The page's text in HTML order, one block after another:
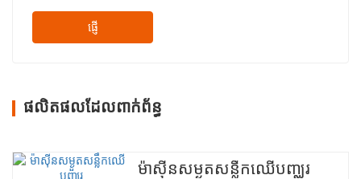
ផ្ញើ
ផលិតផលដែលពាក់ព័ន្ធ
ម៉ាស៊ីនសម្ងួតសន្លឹកឈើបញ្ឈរ